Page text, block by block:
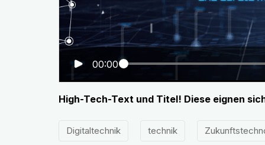
00:00
High-Tech-Text und Titel! Diese eignen
Digitaltechnik technik